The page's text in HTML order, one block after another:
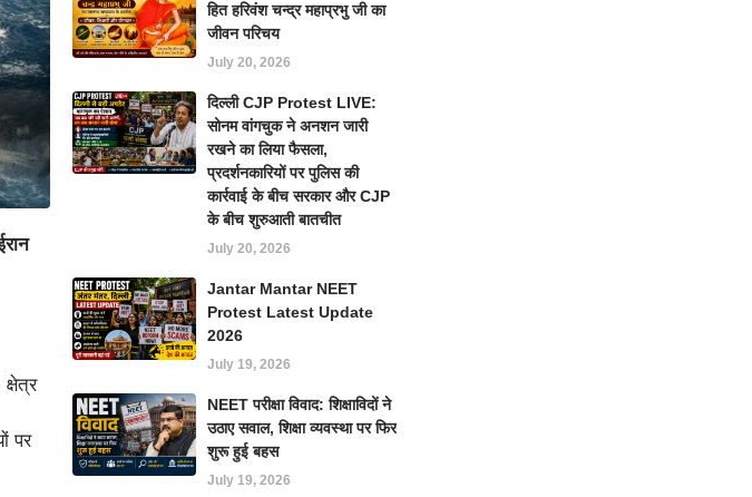
पर
हित हरिवंश चन्द्र महाप्रभु जी का
जीवन परिचय
July 20, 2026
दिल्ली CJP Protest LIVE:
सोनम वांगचुक ने अनशन जारी
रखने का लिया फैसला,
प्रदर्शनकारियों पर पुलिस की
कार्रवाई के बीच सरकार और CJP
के बीच शुरुआती बातचीत
July 20, 2026
Jantar Mantar NEET
Protest Latest Update
2026
July 19, 2026
NEET परीक्षा विवाद: शिक्षाविदों ने
उठाए सवाल, शिक्षा व्यवस्था पर फिर
शुरू हुई बहस
July 19, 2026